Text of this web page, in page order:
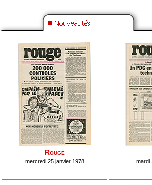
Rouge
mercredi 25 janvier 1978 mardi